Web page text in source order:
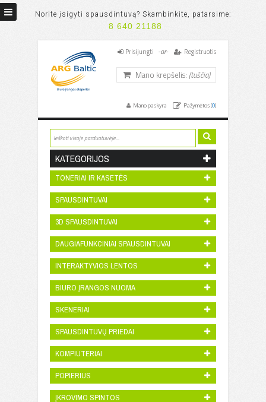
Norite įsigyti spausdintuvą? Skambinkite, patarsime:
8 640 21188
Prisijungti -ar- Registruotis
Mano krepšelis: (tuščia)
Mano paskyra Pažymėtos (0)
KATEGORIJOS
TONERIAI IR KASETĖS
SPAUSDINTUVAI
3D SPAUSDINTUVAI
DAUGIAFUNKCINIAI SPAUSDINTUVAI
INTERAKTYVIOS LENTOS
BIURO ĮRANGOS NUOMA
SKENERIAI
SPAUSDINTUVŲ PRIEDAI
KOMPIUTERIAI
POPIERIUS
ĮKROVIMO SPINTOS